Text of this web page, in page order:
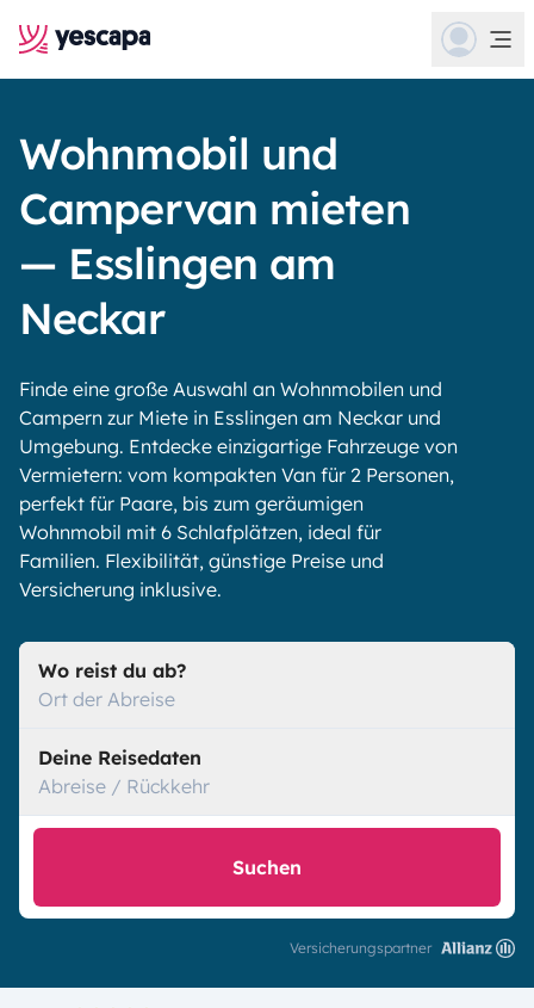
Wohnmobil und
Campervan mieten
— Esslingen am
Neckar
Finde eine große Auswahl an Wohnmobilen und
Campern zur Miete in Esslingen am Neckar und
Umgebung. Entdecke einzigartige Fahrzeuge von
Vermietern: vom kompakten Van für 2 Personen,
perfekt für Paare, bis zum geräumigen
Wohnmobil mit 6 Schlafplätzen, ideal für
Familien. Flexibilität, günstige Preise und
Versicherung inklusive.
Wo reist du ab?
Ort der Abreise
Deine Reisedaten
Abreise / Rückkehr
Suchen
Versicherungspartner